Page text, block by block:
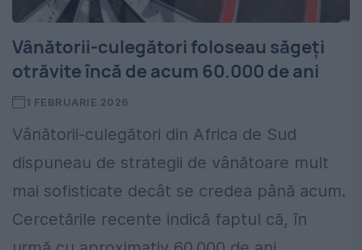
Vânătorii-culegători foloseau săgeți
otrăvite încă de acum 60.000 de ani
1 FEBRUARIE 2026
Vânătorii-culegători din Africa de Sud
dispuneau de strategii de vânătoare mult
mai sofisticate decât se credea până acum.
Cercetările recente indică faptul că, în